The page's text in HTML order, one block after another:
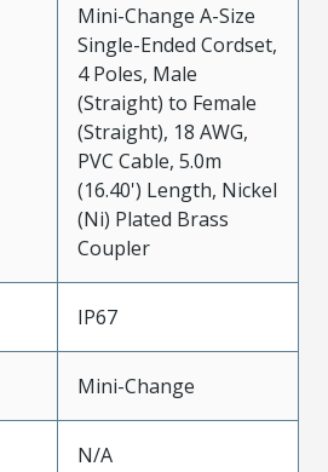
Mini-Change A-Size
Single-Ended Cordset,
4 Poles, Male
(Straight) to Female
(Straight), 18 AWG,
PVC Cable, 5.0m
(16.40') Length, Nickel
(Ni) Plated Brass
Coupler
IP67
Mini-Change
N/A